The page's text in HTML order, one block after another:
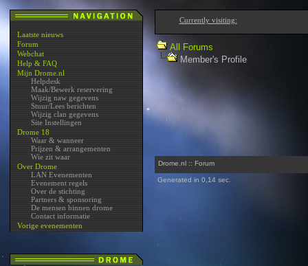
Laatste nieuws
Forum
Webchat
Help & FAQ
Mijn Drome.nl
Helpdesk
Maak/Bewerk reservering
Wijzig naw gegevens
Stuur/Lees berichten
Wijzig clan gegevens
Site Instellingen
Drome 18
Waar & wanneer
Prijzen & arrangementen
Wie zit waar
Over Drome
LAN Evenementen
Evenement regels
Over de stichting
Partners & sponsoring
De mensen binnen drome
Contact informatie
Vorige evenementen
Currently visiting:
All Forums
Member's Profile
Drome.nl :: Forum
Generated in 0,14 sec.